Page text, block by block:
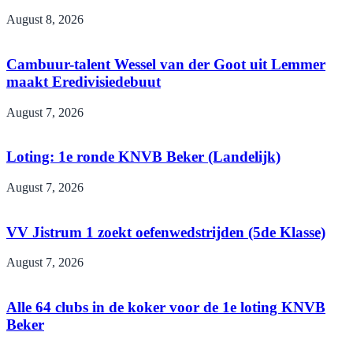
August 8, 2026
Cambuur-talent Wessel van der Goot uit Lemmer
maakt Eredivisiedebuut
August 7, 2026
Loting: 1e ronde KNVB Beker (Landelijk)
August 7, 2026
VV Jistrum 1 zoekt oefenwedstrijden (5de Klasse)
August 7, 2026
Alle 64 clubs in de koker voor de 1e loting KNVB
Beker